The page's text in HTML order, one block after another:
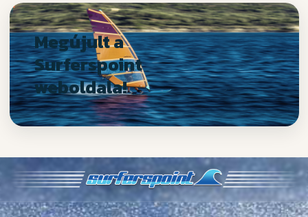
Megújult a
Surferspoint
weboldala!